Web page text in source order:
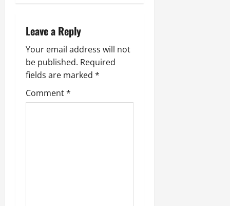
g
a
t
i
Leave a Reply
Your email address will not
be published. Required
fields are marked *
Comment*